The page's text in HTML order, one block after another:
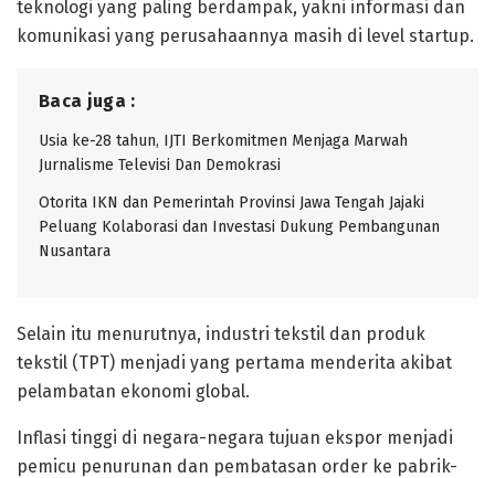
teknologi yang paling berdampak, yakni informasi dan
komunikasi yang perusahaannya masih di level startup.
Baca juga :
Usia ke-28 tahun, IJTI Berkomitmen Menjaga Marwah
Jurnalisme Televisi Dan Demokrasi
Otorita IKN dan Pemerintah Provinsi Jawa Tengah Jajaki
Peluang Kolaborasi dan Investasi Dukung Pembangunan
Nusantara
Selain itu menurutnya, industri tekstil dan produk
tekstil (TPT) menjadi yang pertama menderita akibat
pelambatan ekonomi global.
Inflasi tinggi di negara-negara tujuan ekspor menjadi
pemicu penurunan dan pembatasan order ke pabrik-